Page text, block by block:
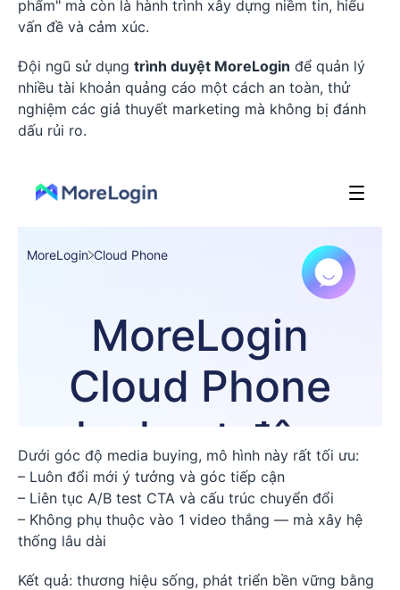
phẩm" mà còn là hành trình xây dựng niềm tin, hiểu
vấn đề và cảm xúc.
Đội ngũ sử dụng trình duyệt MoreLogin để quản lý
nhiều tài khoản quảng cáo một cách an toàn, thử
nghiệm các giả thuyết marketing mà không bị đánh
dấu rủi ro.
Dưới góc độ media buying, mô hình này rất tối ưu:
– Luôn đổi mới ý tưởng và góc tiếp cận
– Liên tục A/B test CTA và cấu trúc chuyển đổi
– Không phụ thuộc vào 1 video thắng — mà xây hệ
thống lâu dài
Kết quả: thương hiệu sống, phát triển bền vững bằng